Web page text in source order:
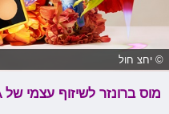
© יחצ חול
מוס ברונזר לשיזוף עצמי של SACARA